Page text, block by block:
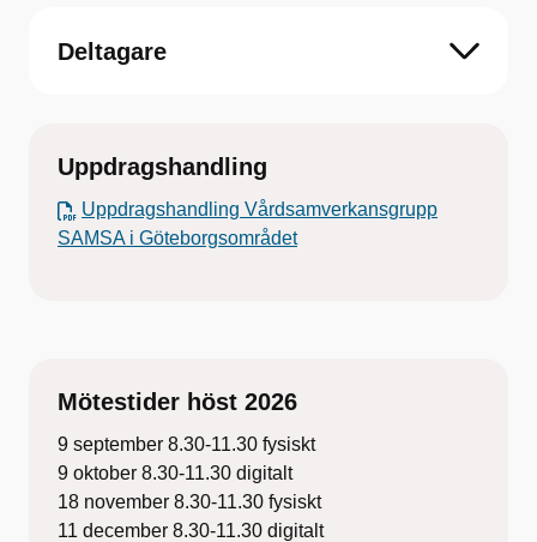
Deltagare
Uppdragshandling
Uppdragshandling Vårdsamverkansgrupp
SAMSA i Göteborgsområdet
Mötestider höst 2026
9 september 8.30-11.30 fysiskt
9 oktober 8.30-11.30 digitalt
18 november 8.30-11.30 fysiskt
11 december 8.30-11.30 digitalt